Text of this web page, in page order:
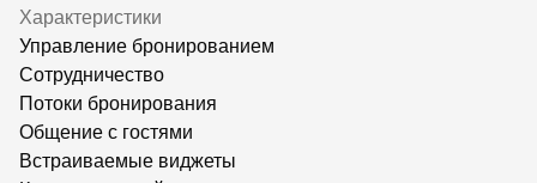
Характеристики
Управление бронированием
Сотрудничество
Потоки бронирования
Общение с гостями
Встраиваемые виджеты